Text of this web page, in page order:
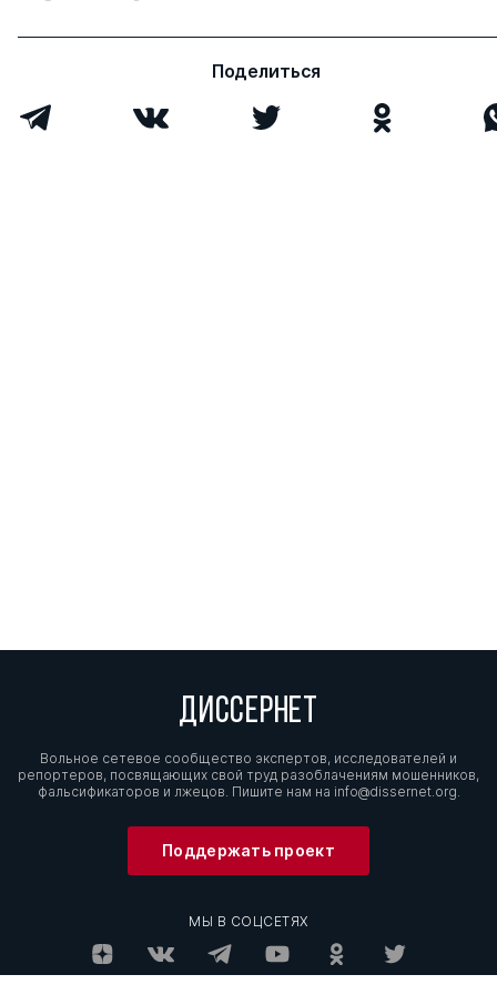
Поделиться
ДИССЕРНЕТ
Вольное сетевое сообщество экспертов, исследователей и
репортеров, посвящающих свой труд разоблачениям мошенников,
фальсификаторов и лжецов. Пишите нам на info@dissernet.org.
Поддержать проект
МЫ В СОЦСЕТЯХ